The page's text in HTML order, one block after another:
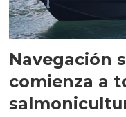
Navegación
comienza a